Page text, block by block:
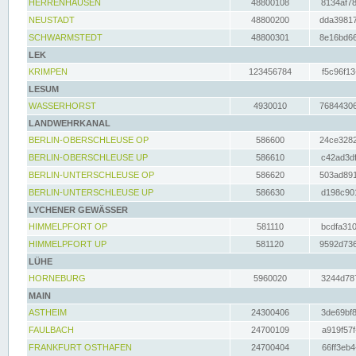
HERRENHAUSEN
48800108
NEUSTADT
48800200
SCHWARMSTEDT
48800301
LEK
KRIMPEN
123456784
LESUM
WASSERHORST
4930010
LANDWEHRKANAL
BERLIN-OBERSCHLEUSE OP
586600
BERLIN-OBERSCHLEUSE UP
586610
BERLIN-UNTERSCHLEUSE OP
586620
BERLIN-UNTERSCHLEUSE UP
586630
LYCHENER GEWÄSSER
HIMMELPFORT OP
581110
HIMMELPFORT UP
581120
LÜHE
HORNEBURG
5960020
MAIN
ASTHEIM
24300406
FAULBACH
24700109
FRANKFURT OSTHAFEN
24700404